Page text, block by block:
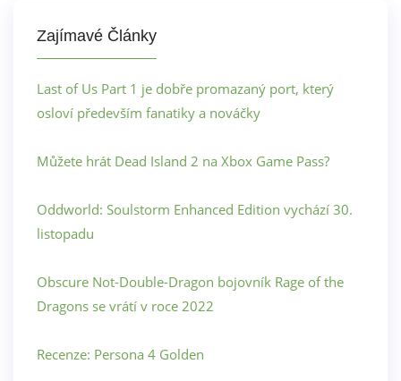
Zajímavé Články
Last of Us Part 1 je dobře promazaný port, který
osloví především fanatiky a nováčky
Můžete hrát Dead Island 2 na Xbox Game Pass?
Oddworld: Soulstorm Enhanced Edition vychází 30.
listopadu
Obscure Not-Double-Dragon bojovník Rage of the
Dragons se vrátí v roce 2022
Recenze: Persona 4 Golden